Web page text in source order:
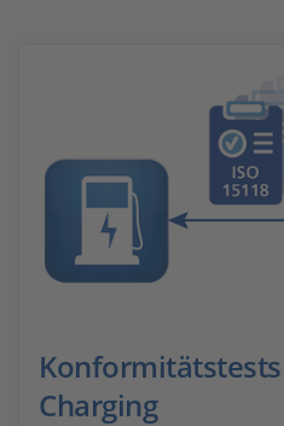
Charging